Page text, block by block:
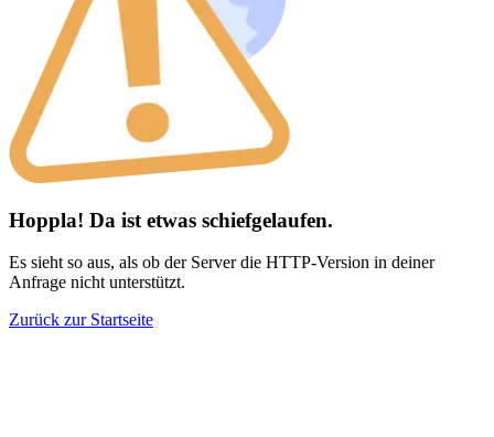
Hoppla! Da ist etwas schiefgelaufen.
Es sieht so aus, als ob der Server die HTTP-Version in deiner
Anfrage nicht unterstützt.
Zurück zur Startseite